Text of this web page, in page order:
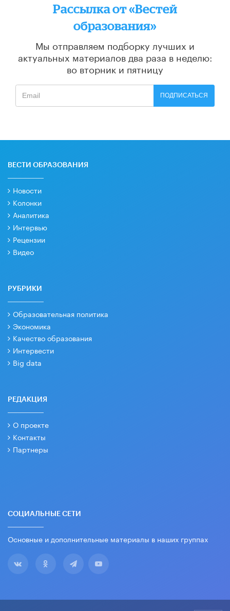
Рассылка от «Вестей
образования»
Мы отправляем подборку лучших и
актуальных материалов два раза в неделю:
во вторник и пятницу
ПОДПИСАТЬСЯ
ВЕСТИ ОБРАЗОВАНИЯ
Новости
Колонки
Аналитика
Интервью
Рецензии
Видео
РУБРИКИ
Образовательная политика
Экономика
Качество образования
Интервести
Big data
РЕДАКЦИЯ
О проекте
Контакты
Партнеры
СОЦИАЛЬНЫЕ СЕТИ
Основные и дополнительные материалы в наших группах